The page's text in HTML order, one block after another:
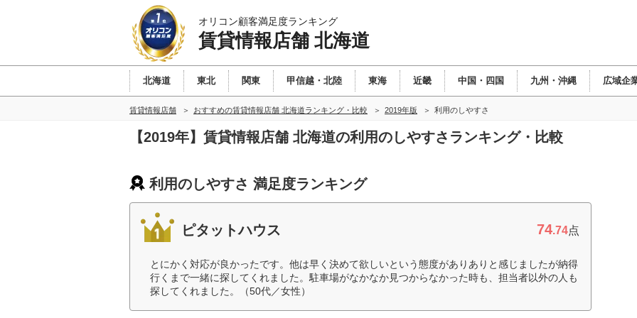
オリコン顧客満足度ランキング
賃貸情報店舗 北海道
北海道 東北 関東 甲信越・北陸 東海 近畿 中国・四国 九州・沖縄 広域企
賃貸情報店舗 おすすめの賃貸情報店舗 北海道ランキング・比較 2019年版 利用のしやすさ
【2019年】賃貸情報店舗 北海道の利用のしやすさランキング・比較
利用のしやすさ 満足度ランキング
ピタットハウス 74.74点
とにかく対応が良かったです。他は早く決めて欲しいという態度がありありと感じましたが納得
行くまで一緒に探してくれました。駐車場がなかなか見つからなかった時も、担当者以外の人も
探してくれました。（50代／女性）